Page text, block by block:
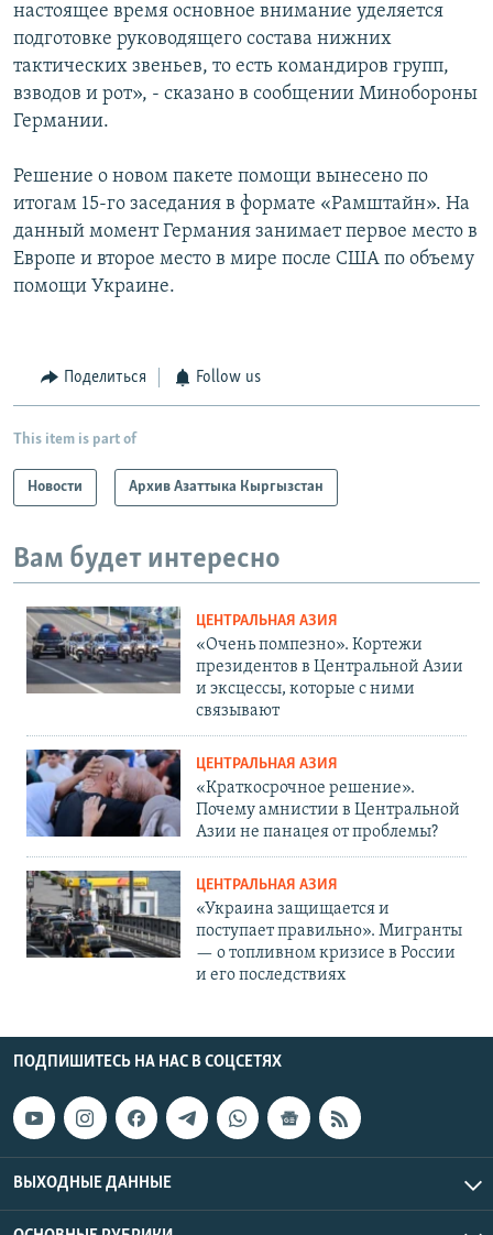
настоящее время основное внимание уделяется
подготовке руководящего состава нижних
тактических звеньев, то есть командиров групп,
взводов и рот», - сказано в сообщении Минобороны
Германии.
Решение о новом пакете помощи вынесено по
итогам 15-го заседания в формате «Рамштайн». На
данный момент Германия занимает первое место в
Европе и второе место в мире после США по объему
помощи Украине.
Поделиться Follow us
This item is part of
Новости Архив Азаттыка Кыргызстан
Вам будет интересно
ЦЕНТРАЛЬНАЯ АЗИЯ
«Очень помпезно». Кортежи
президентов в Центральной Азии
и эксцессы, которые с ними
связывают
ЦЕНТРАЛЬНАЯ АЗИЯ
«Краткосрочное решение».
Почему амнистии в Центральной
Азии не панацея от проблемы?
ЦЕНТРАЛЬНАЯ АЗИЯ
«Украина защищается и
поступает правильно». Мигранты
— о топливном кризисе в России
и его последствиях
ПОДПИШИТЕСЬ НА НАС В СОЦСЕТЯХ
ВЫХОДНЫЕ ДАННЫЕ